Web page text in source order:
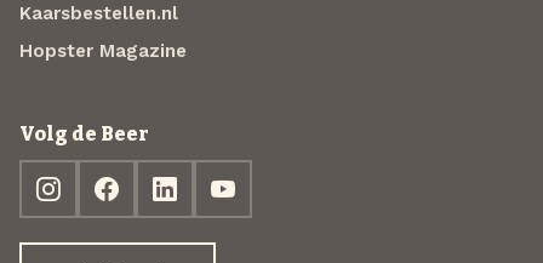
Kaarsbestellen.nl
Hopster Magazine
Volg de Beer